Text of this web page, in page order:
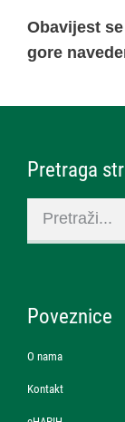
Obavijest
gore
Pretraga
Poveznice
O nama
Kontakt